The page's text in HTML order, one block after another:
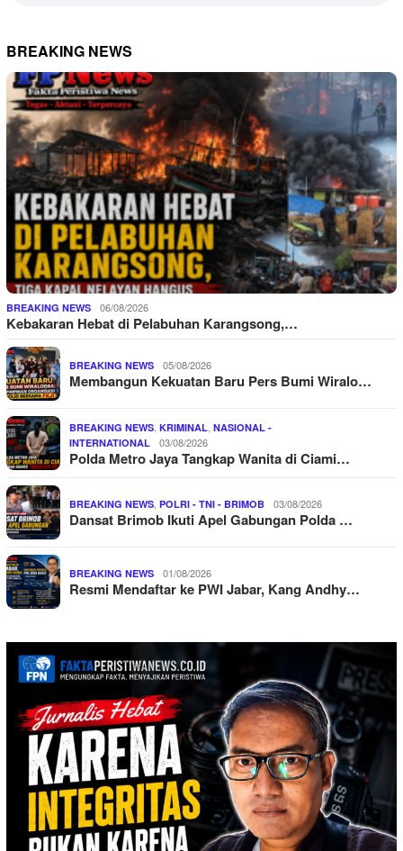
BREAKING NEWS
BREAKING NEWS 06/08/2026
Kebakaran Hebat di Pelabuhan Karangsong,…
BREAKING NEWS 05/08/2026
Membangun Kekuatan Baru Pers Bumi Wiralo…
BREAKING NEWS KRIMINAL NASIONAL -
INTERNATIONAL
03/08/2026
Polda Metro Jaya Tangkap Wanita di Ciami…
BREAKING NEWS POLRI - TNI - BRIMOB 03/08/2026
Dansat Brimob Ikuti Apel Gabungan Polda …
BREAKING NEWS 01/08/2026
Resmi Mendaftar ke PWI Jabar, Kang Andhy…